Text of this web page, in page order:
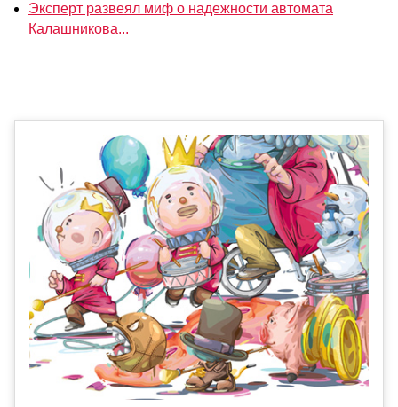
Эксперт развеял миф о надежности автомата
Калашникова...